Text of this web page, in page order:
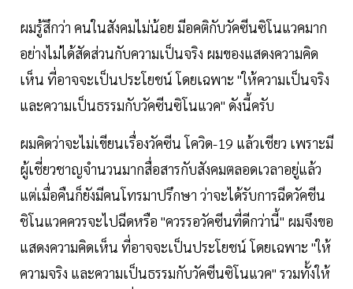
ผมรู้สึกว่า คนในสังคมไม่น้อย มีอคติกับวัคซีนซิโนแวคมาก
อย่างไม่ได้สัดส่วนกับความเป็นจริง ผมของแสดงความคิด
เห็น ที่อาจจะเป็นประโยชน์ โดยเฉพาะ "ให้ความเป็นจริง
และความเป็นธรรมกับวัคซีนซิโนแวค" ดังนี้ครับ
ผมคิดว่าจะไม่เขียนเรื่องวัคซีน โควิด-19 แล้วเชียว เพราะมี
ผู้เชี่ยวชาญจำนวนมากสื่อสารกับสังคมตลอดเวลาอยู่แล้ว
แต่เมื่อคืนก็ยังมีคนโทรมาปรึกษา ว่าจะได้รับการฉีดวัคชีน
ชิโนแวคควรจะไปฉีดหรือ "ควรรอวัคซีนที่ดีกว่านี้" ผมจึงขอ
แสดงความคิดเห็น ที่อาจจะเป็นประโยชน์ โดยเฉพาะ "ให้
ความจริง และความเป็นธรรมกับวัคซีนซิโนแวค" รวมทั้งให้